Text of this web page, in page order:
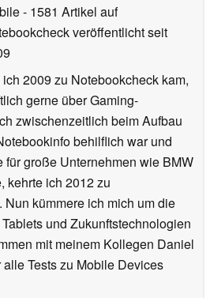
- 1581 Artikel auf
veröffentlichtseit
2009 zu Notebookcheck kam,
gerne über Gaming-
zwischenzeitlich beim Aufbau
behilflich war und
große Unternehmen wie BMW
kehrte ich 2012 zu
kümmere ich mich um die
und Zukunftstechnologien
mit meinem Kollegen Daniel
Tests zu Mobile Devices